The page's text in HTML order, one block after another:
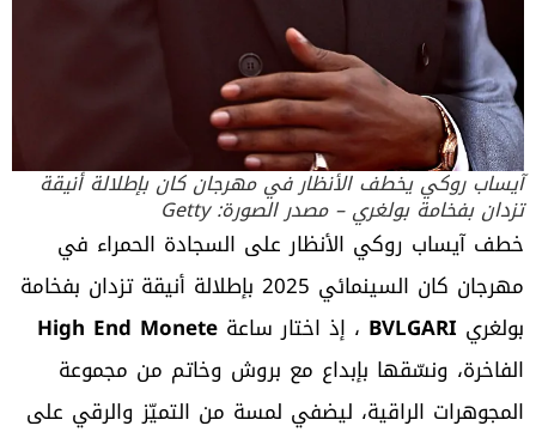
آيساب روكي يخطف الأنظار في مهرجان كان بإطلالة أنيقة
تزدان بفخامة بولغري – مصدر الصورة: Getty
خطف آيساب روكي الأنظار على السجادة الحمراء في
مهرجان كان السينمائي 2025 بإطلالة أنيقة تزدان بفخامة
بولغري BVLGARI ، إذ اختار ساعة High End Monete
الفاخرة، ونسّقها بإبداع مع بروش وخاتم من مجموعة
المجوهرات الراقية، ليضفي لمسة من التميّز والرقي على